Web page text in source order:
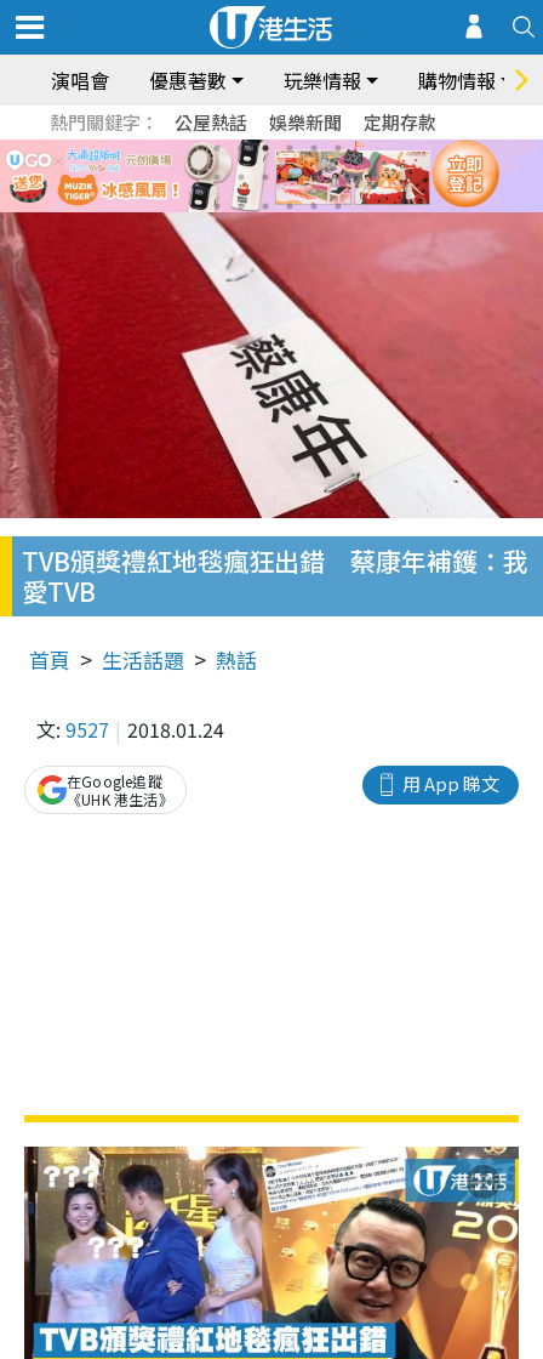
演唱會 優惠著數 玩樂情報 購物情報
熱門關鍵字： 公屋熱話 娛樂新聞 定期存款
TVB頒獎禮紅地毯瘋狂出錯 蔡康年補鑊：我
愛TVB
首頁 生活話題 熱話
文: 9527 2018.01.24
用 App 睇文
在Google追蹤
《UHK 港生活》